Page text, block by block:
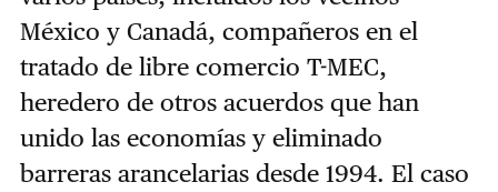
México y Canadá, compañeros en el
tratado de libre comercio T-MEC,
heredero de otros acuerdos que han
unido las economías y eliminado
barreras arancelarias desde 1994. El caso